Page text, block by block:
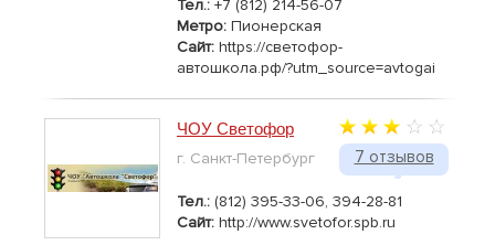
Тел.: +7 (812) 214-56-07
Метро: Пионерская
Сайт: https://светофор-
автошкола.рф/?utm_source=avtogai
7 отзывов
ЧОУ Светофор
г. Санкт-Петербург
Тел.: (812) 395-33-06, 394-28-81
Сайт: http://www.svetofor.spb.ru